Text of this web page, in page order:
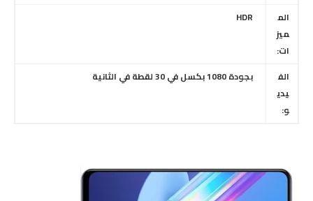
الم
ميز
ات:
الف
يدي
و:
بجودة 1080 بكسل في 30 لقطة في الثانية